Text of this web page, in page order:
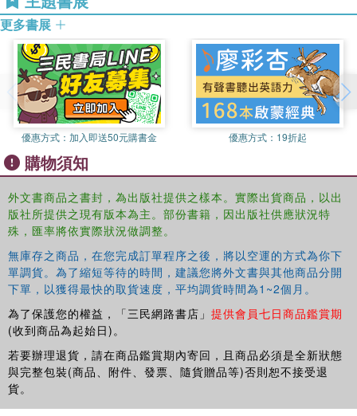
peremptory. This book suggests that by understanding the
duty's provisional status, we understand the necessity of
creating the requisite executive, legislative and judicial
authorities. Furthermore, the book provides three
innovative contributions to the literature, study and
practice of R2P and Kantian political theory: it provides
detailed theoretical analysis of R2P; it addresses the
research gap that exists with Kant's account of justice in
states of nature; and it presents a more comprehensive
understanding of the metaphysics of justice as well as
R2P.
This book will be of much interest to students of the
Responsibility to Protect, humanitarian intervention, global
ethics, international law, security studies and international
relations (IR) in general.
更多書展
優惠方式： 加入即送50元購書金 優惠方式： 19折起
購物須知
外文書商品之書封，為出版社提供之樣本。實際出貨商品，以出
版社所提供之現有版本為主。部份書籍，因出版社供應狀況特
殊，匯率將依實際狀況做調整。
無庫存之商品，在您完成訂單程序之後，將以空運的方式為你下
單調貨。為了縮短等待的時間，建議您將外文書與其他商品分開
下單，以獲得最快的取貨速度，平均調貨時間為1~2個月。
為了保護您的權益，「三民網路書店」 提供會員七日商品鑑賞期
(收到商品為起始日)。
若要辦理退貨，請在商品鑑賞期內寄回，且商品必須是全新狀態
與完整包裝(商品、附件、發票、隨貨贈品等)否則恕不接受退
貨。